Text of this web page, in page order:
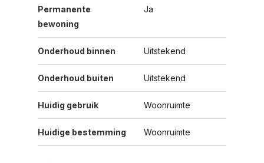
Permanente
bewoning
Ja
Onderhoud binnen Uitstekend
Onderhoud buiten Uitstekend
Huidig gebruik Woonruimte
Huidige bestemming Woonruimte